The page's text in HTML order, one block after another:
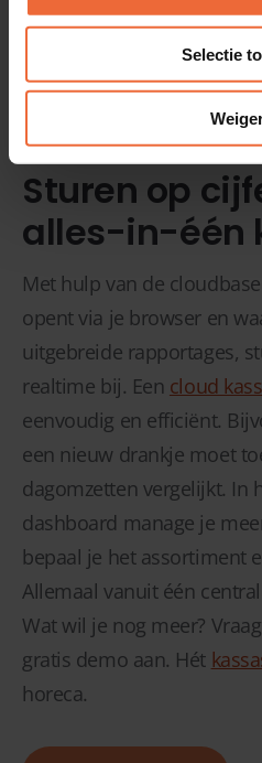
Selectie
Sturen op
alles-in-één
Met hulp van de
opent via je browser en
uitgebreide rapportages,
realtime bij. Een cloud
eenvoudig en efficiënt.
een nieuw drankje moet
dagomzetten vergelijkt. In
dashboard manage je
bepaal je het assortiment
Allemaal vanuit één
Wat wil je nog meer?
gratis demo aan. Hét
horeca.